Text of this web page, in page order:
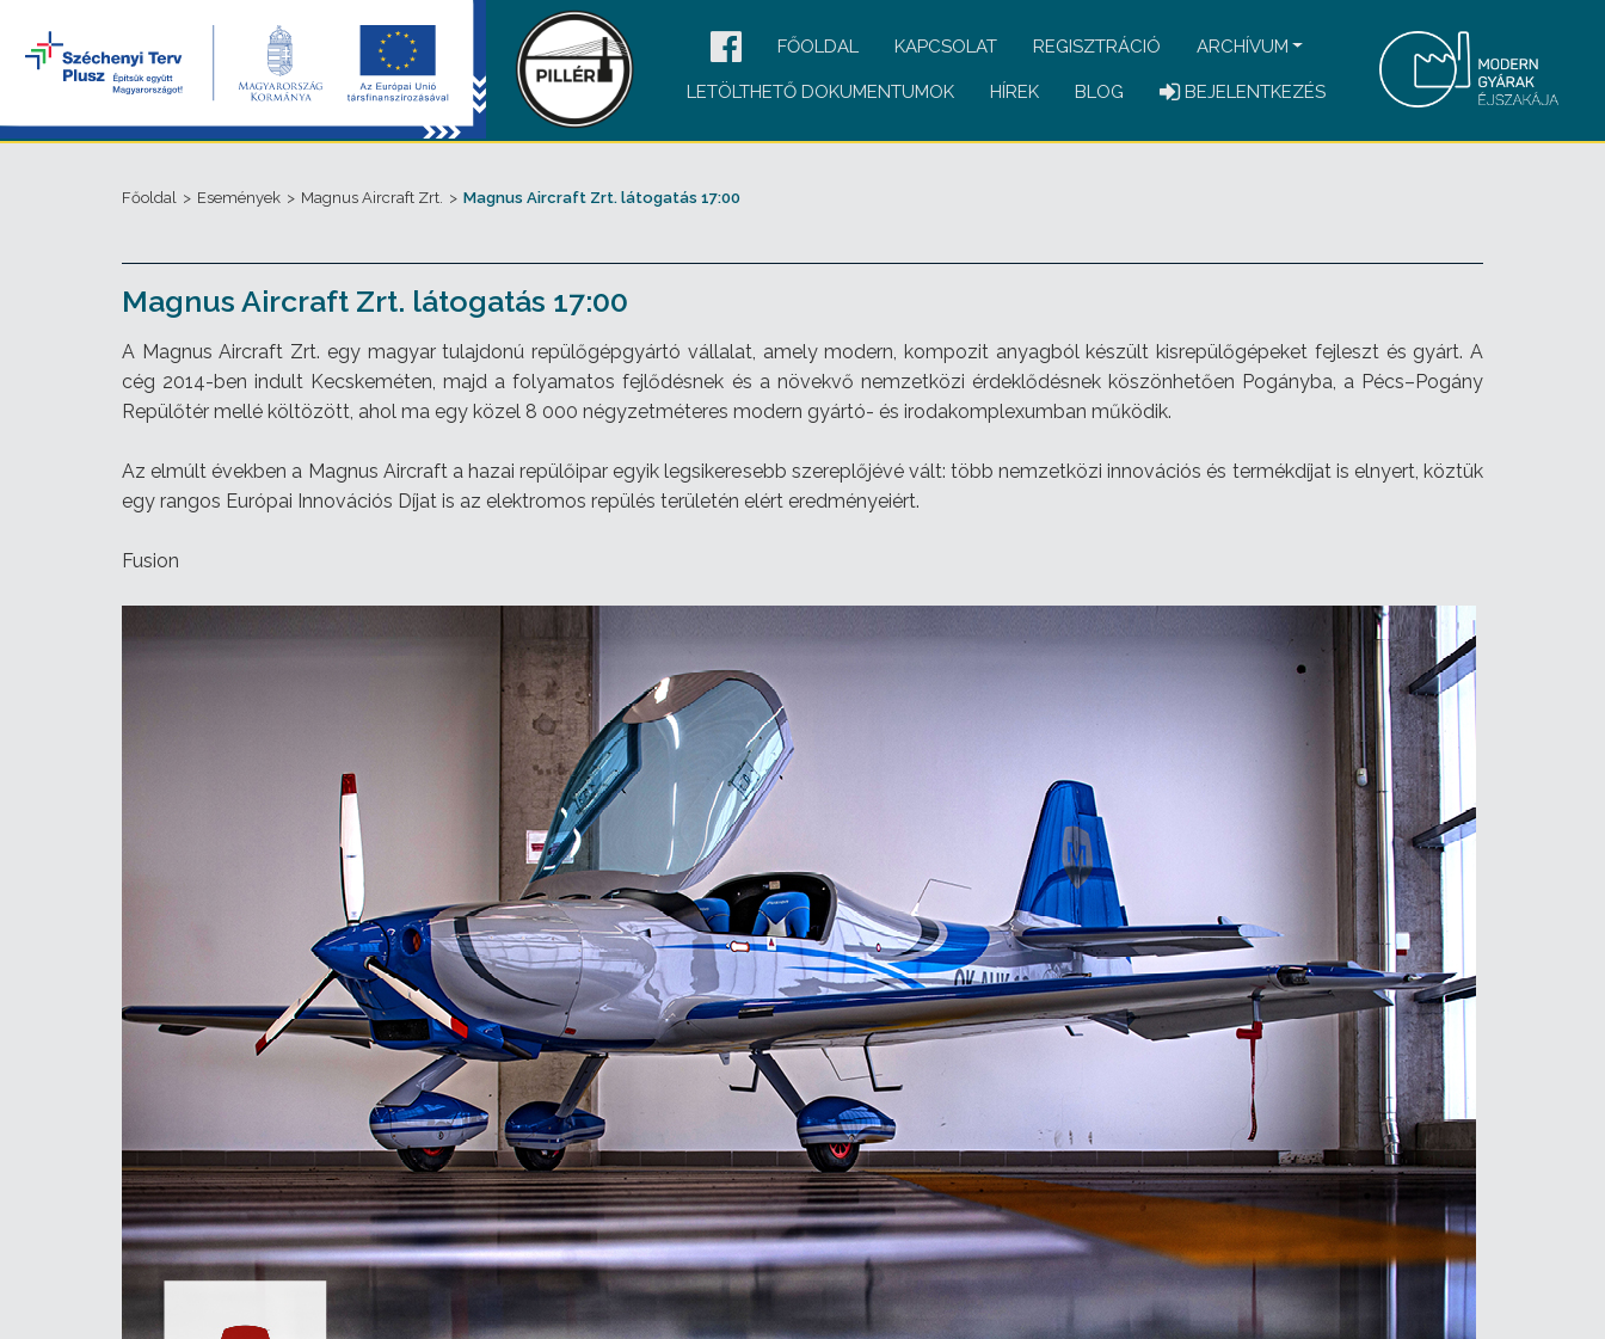
FŐOLDAL KAPCSOLAT REGISZTRÁCIÓ ARCHÍVUM
LETÖLTHETŐ DOKUMENTUMOK HÍREK BLOG BEJELENTKEZÉS
Főoldal > Események > Magnus Aircraft Zrt. > Magnus Aircraft Zrt. látogatás 17:00
Magnus Aircraft Zrt. látogatás 17:00
A Magnus Aircraft Zrt. egy magyar tulajdonú repülőgépgyártó vállalat, amely modern, kompozit anyagból készült kisrepülőgépeket fejleszt és gyárt. A
cég 2014-ben indult Kecskeméten, majd a folyamatos fejlődésnek és a növekvő nemzetközi érdeklődésnek köszönhetően Pogányba, a Pécs–Pogány
Repülőtér mellé költözött, ahol ma egy közel 8 000 négyzetméteres modern gyártó- és irodakomplexumban működik.
Az elmúlt években a Magnus Aircraft a hazai repülőipar egyik legsikeresebb szereplőjévé vált: több nemzetközi innovációs és termékdíjat is elnyert, köztük
egy rangos Európai Innovációs Díjat is az elektromos repülés területén elért eredményeiért.
Fusion